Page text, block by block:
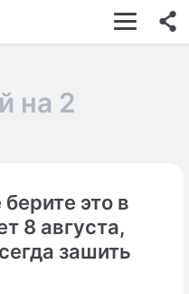
ШОУ-БИЗНЕС
КИНО
ЭКОНОМИКА
ПРОИСШЕСТВИЯ
на 2
это в
8 августа,
зашить